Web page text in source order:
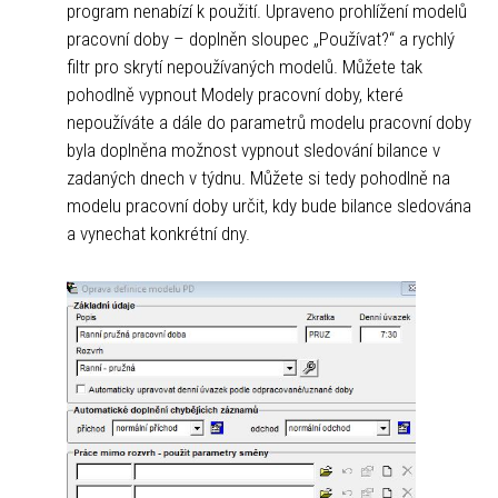
program nenabízí k použití. Upraveno prohlížení modelů
pracovní doby – doplněn sloupec „Používat?“ a rychlý
filtr pro skrytí nepoužívaných modelů. Můžete tak
pohodlně vypnout Modely pracovní doby, které
nepoužíváte a dále do parametrů modelu pracovní doby
byla doplněna možnost vypnout sledování bilance v
zadaných dnech v týdnu. Můžete si tedy pohodlně na
modelu pracovní doby určit, kdy bude bilance sledována
a vynechat konkrétní dny.